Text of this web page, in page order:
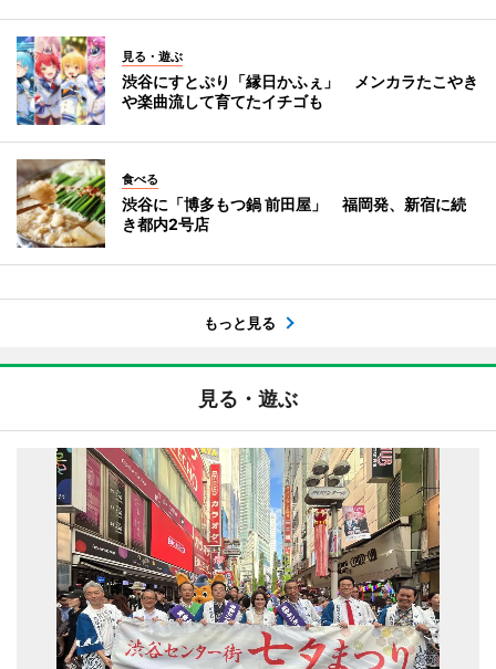
見る・遊ぶ
渋谷にすとぷり「縁日かふぇ」 メンカラたこやき
や楽曲流して育てたイチゴも
食べる
渋谷に「博多もつ鍋 前田屋」 福岡発、新宿に続
き都内2号店
もっと見る
見る・遊ぶ